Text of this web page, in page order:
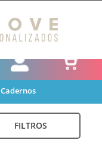
Cadernos
FILTROS